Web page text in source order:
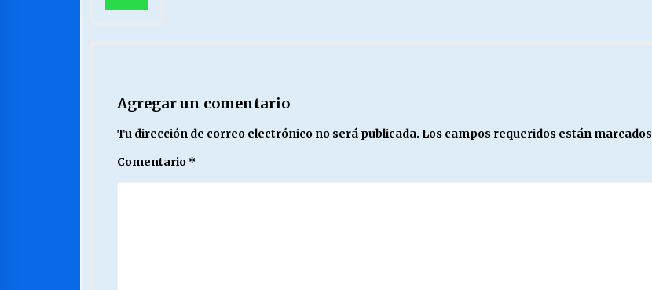
Agregar un comentario
Tu dirección de correo electrónico no será publicada. Los campos requeridos están marcados
Comentario *